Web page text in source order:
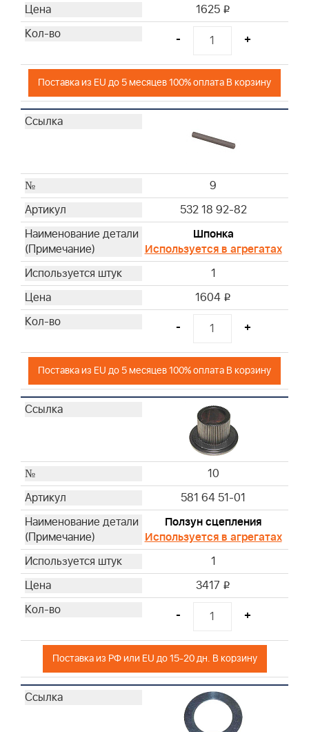
1625 i
- +
Поставка из EU до 5 месяцев 100% оплата В корзину
9
532 18 92-82
Шпонка
Используется в агрегатах
1
1604 i
- +
Поставка из EU до 5 месяцев 100% оплата В корзину
10
581 64 51-01
Ползун сцепления
Используется в агрегатах
1
3417 i
- +
Поставка из РФ или EU до 15-20 дн. В корзину